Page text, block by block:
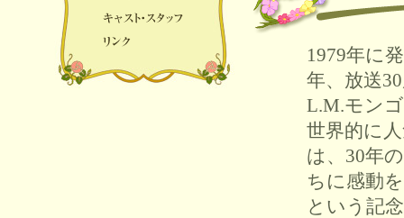
1979年に
年、放送
L.M.モン
世界的に
は、30年
ちに感動
という記